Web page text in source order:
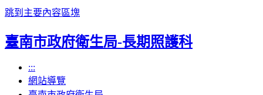
跳到主要內容區塊
臺南市政府衛生局-長期照護科
:::
網站導覽